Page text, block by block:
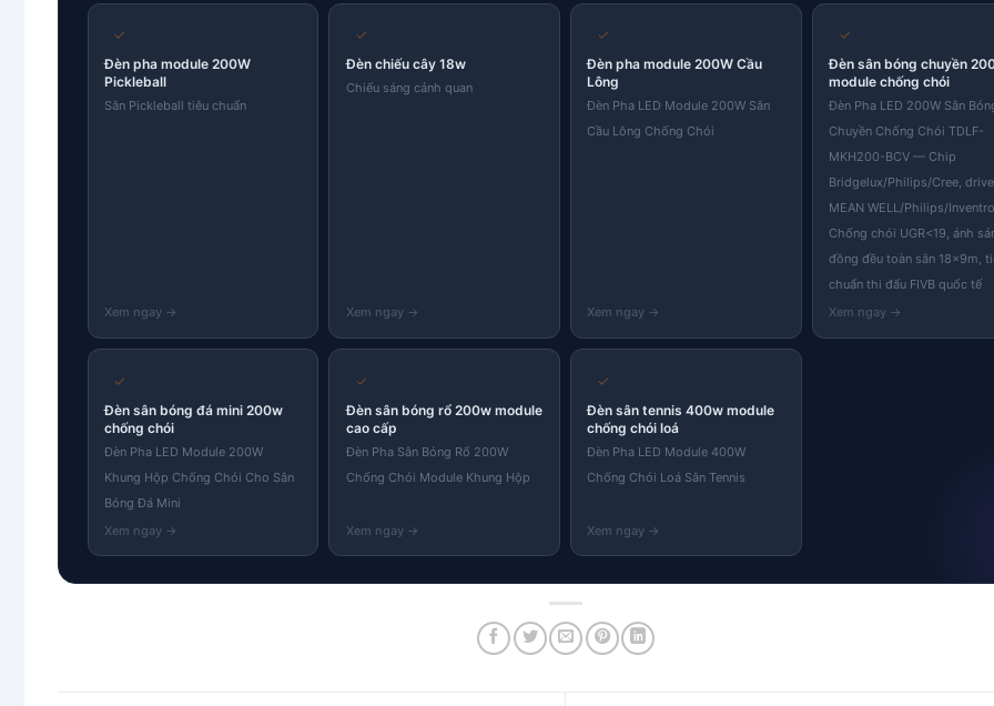
✓
Đèn pha module 200W
Pickleball
Sân Pickleball tiêu chuẩn
✓
Đèn chiếu cây 18w
Chiếu sáng cảnh quan
✓
Đèn pha module 200W Cầu
Lông
Đèn Pha LED Module 200W Sân
Cầu Lông Chống Chói
✓
Đèn sân bóng chuyền
module chống chói
Đèn Pha LED 200W Sân
Chuyền Chống Chói TDLF-
MKH200-BCV — Chip
Bridgelux/Philips/Cree,
MEAN WELL/Philips/
Chống chói UGR<19, ánh
đồng đều toàn sân 18×9m,
chuẩn thi đấu FIVB quốc tế
✓
Đèn sân bóng đá mini 200w
chống chói
Đèn Pha LED Module 200W
Khung Hộp Chống Chói Cho Sân
Bóng Đá Mini
✓
Đèn sân bóng rổ 200w module
cao cấp
Đèn Pha Sân Bóng Rổ 200W
Chống Chói Module Khung Hộp
✓
Đèn sân tennis 400w module
chống chói loá
Đèn Pha LED Module 400W
Chống Chói Loá Sân Tennis